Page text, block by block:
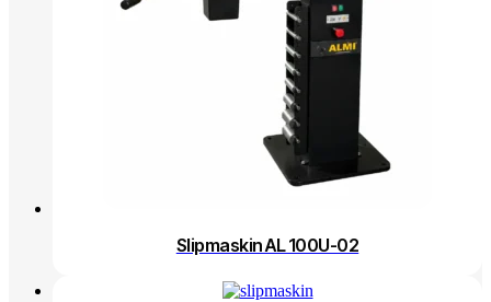
Slipmaskin AL 100U-02